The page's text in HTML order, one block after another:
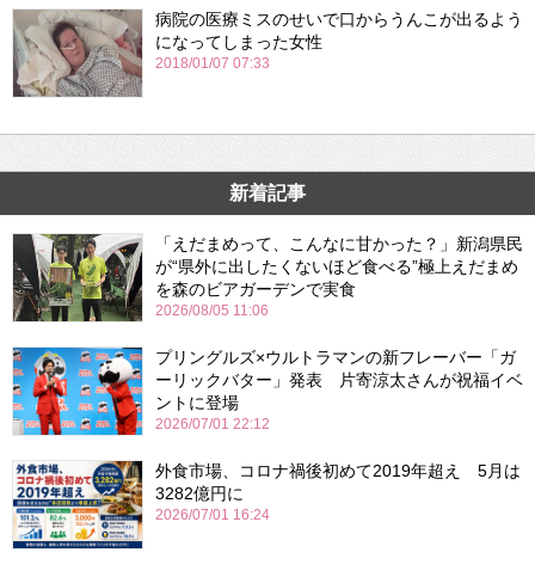
病院の医療ミスのせいで口からうんこが出るよう
になってしまった女性
2018/01/07 07:33
新着記事
「えだまめって、こんなに甘かった？」新潟県民
が“県外に出したくないほど食べる”極上えだまめ
を森のビアガーデンで実食
2026/08/05 11:06
プリングルズ×ウルトラマンの新フレーバー「ガ
ーリックバター」発表 片寄涼太さんが祝福イベ
ントに登場
2026/07/01 22:12
外食市場、コロナ禍後初めて2019年超え 5月は
3282億円に
2026/07/01 16:24